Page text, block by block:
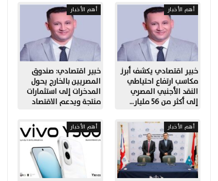
أهم الأخبار
خبير اقتصادي يكشف أبرز
مكاسب ارتفاع احتياطي
النقد الأجنبي المصري
إلى أكثر من 56 مليار…
أهم الأخبار
خبير اقتصادي: صندوق
المصريين بالخارج يحول
المدخرات إلى استثمارات
منتجة ويدعم الاقتصاد
أهم الأخبار أهم الأخبار